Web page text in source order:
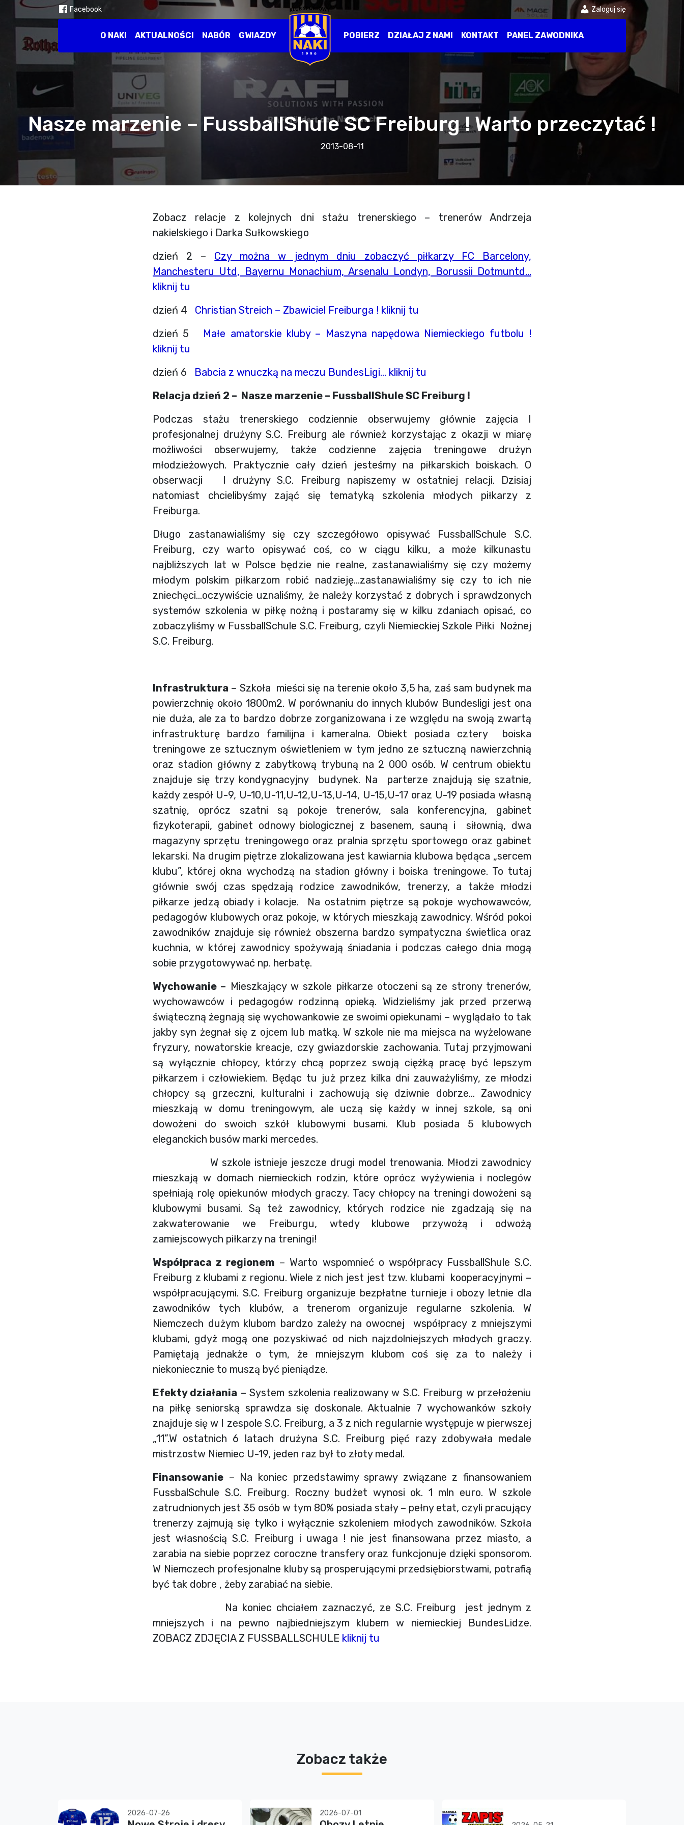
Facebook Zaloguj się
O NAKI AKTUALNOŚCI NABÓR GWIAZDY POBIERZ DZIAŁAJ Z NAMI KONTAKT PANEL ZAWODNIKA
Nasze marzenie – FussballShule SC Freiburg ! Warto przeczytać !
2013-08-11
Zobacz relacje z kolejnych dni stażu trenerskiego – trenerów Andrzeja
nakielskiego i Darka Sułkowskiego
dzień 2 – Czy można w jednym dniu zobaczyć piłkarzy FC Barcelony,
Manchesteru Utd, Bayernu Monachium, Arsenalu Londyn, Borussii Dotmuntd…
kliknij tu
dzień 4 Christian Streich – Zbawiciel Freiburga ! kliknij tu
dzień 5
Małe amatorskie kluby – Maszyna napędowa Niemieckiego futbolu !
kliknij tu
dzień 6 Babcia z wnuczką na meczu BundesLigi… kliknij tu
Relacja dzień 2 – Nasze marzenie – FussballShule SC Freiburg !
Podczas stażu trenerskiego codziennie obserwujemy głównie zajęcia I
profesjonalnej drużyny S.C. Freiburg ale również korzystając z okazji w miarę
możliwości obserwujemy, także codzienne zajęcia treningowe drużyn
młodzieżowych. Praktycznie cały dzień jesteśmy na piłkarskich boiskach. O
obserwacji I drużyny S.C. Freiburg napiszemy w ostatniej relacji. Dzisiaj
natomiast chcielibyśmy zająć się tematyką szkolenia młodych piłkarzy z
Freiburga.
Długo zastanawialiśmy się czy szczegółowo opisywać FussballSchule S.C.
Freiburg, czy warto opisywać coś, co w ciągu kilku, a może kilkunastu
najbliższych lat w Polsce będzie nie realne, zastanawialiśmy się czy możemy
młodym polskim piłkarzom robić nadzieję…zastanawialiśmy się czy to ich nie
zniechęci…oczywiście uznaliśmy, że należy korzystać z dobrych i sprawdzonych
systemów szkolenia w piłkę nożną i postaramy się w kilku zdaniach opisać, co
zobaczyliśmy w FussballSchule S.C. Freiburg, czyli Niemieckiej Szkole Piłki Nożnej
S.C. Freiburg.
Infrastruktura – Szkoła mieści się na terenie około 3,5 ha, zaś sam budynek ma
powierzchnię około 1800m2. W porównaniu do innych klubów Bundesligi jest ona
nie duża, ale za to bardzo dobrze zorganizowana i ze względu na swoją zwartą
infrastrukturę bardzo familijna i kameralna. Obiekt posiada cztery boiska
treningowe ze sztucznym oświetleniem w tym jedno ze sztuczną nawierzchnią
oraz stadion główny z zabytkową trybuną na 2 000 osób. W centrum obiektu
znajduje się trzy kondygnacyjny budynek. Na parterze znajdują się szatnie,
każdy zespół U-9, U-10,U-11,U-12,U-13,U-14, U-15,U-17 oraz U-19 posiada własną
szatnię, oprócz szatni są pokoje trenerów, sala konferencyjna, gabinet
fizykoterapii, gabinet odnowy biologicznej z basenem, sauną i siłownią, dwa
magazyny sprzętu treningowego oraz pralnia sprzętu sportowego oraz gabinet
lekarski. Na drugim piętrze zlokalizowana jest kawiarnia klubowa będąca „sercem
klubu”, której okna wychodzą na stadion główny i boiska treningowe. To tutaj
głównie swój czas spędzają rodzice zawodników, trenerzy, a także młodzi
piłkarze jedzą obiady i kolacje. Na ostatnim piętrze są pokoje wychowawców,
pedagogów klubowych oraz pokoje, w których mieszkają zawodnicy. Wśród pokoi
zawodników znajduje się również obszerna bardzo sympatyczna świetlica oraz
kuchnia, w której zawodnicy spożywają śniadania i podczas całego dnia mogą
sobie przygotowywać np. herbatę.
Wychowanie – Mieszkający w szkole piłkarze otoczeni są ze strony trenerów,
wychowawców i pedagogów rodzinną opieką. Widzieliśmy jak przed przerwą
świąteczną żegnają się wychowankowie ze swoimi opiekunami – wyglądało to tak
jakby syn żegnał się z ojcem lub matką. W szkole nie ma miejsca na wyżelowane
fryzury, nowatorskie kreacje, czy gwiazdorskie zachowania. Tutaj przyjmowani
są wyłącznie chłopcy, którzy chcą poprzez swoją ciężką pracę być lepszym
piłkarzem i człowiekiem. Będąc tu już przez kilka dni zauważyliśmy, ze młodzi
chłopcy są grzeczni, kulturalni i zachowują się dziwnie dobrze… Zawodnicy
mieszkają w domu treningowym, ale uczą się każdy w innej szkole, są oni
dowożeni do swoich szkół klubowymi busami. Klub posiada 5 klubowych
eleganckich busów marki mercedes.
W szkole istnieje jeszcze drugi model trenowania. Młodzi zawodnicy
mieszkają w domach niemieckich rodzin, które oprócz wyżywienia i noclegów
spełniają rolę opiekunów młodych graczy. Tacy chłopcy na treningi dowożeni są
klubowymi busami. Są też zawodnicy, których rodzice nie zgadzają się na
zakwaterowanie we Freiburgu, wtedy klubowe przywożą i odwożą
zamiejscowych piłkarzy na treningi!
Współpraca z regionem – Warto wspomnieć o współpracy FussballShule S.C.
Freiburg z klubami z regionu. Wiele z nich jest jest tzw. klubami kooperacyjnymi –
współpracującymi. S.C. Freiburg organizuje bezpłatne turnieje i obozy letnie dla
zawodników tych klubów, a trenerom organizuje regularne szkolenia. W
Niemczech dużym klubom bardzo zależy na owocnej współpracy z mniejszymi
klubami, gdyż mogą one pozyskiwać od nich najzdolniejszych młodych graczy.
Pamiętają jednakże o tym, że mniejszym klubom coś się za to należy i
niekoniecznie to muszą być pieniądze.
Efekty działania – System szkolenia realizowany w S.C. Freiburg w przełożeniu
na piłkę seniorską sprawdza się doskonale. Aktualnie 7 wychowanków szkoły
znajduje się w I zespole S.C. Freiburg, a 3 z nich regularnie występuje w pierwszej
„11”.W ostatnich 6 latach drużyna S.C. Freiburg pięć razy zdobywała medale
mistrzostw Niemiec U-19, jeden raz był to złoty medal.
Finansowanie – Na koniec przedstawimy sprawy związane z finansowaniem
FussbalSchule S.C. Freiburg. Roczny budżet wynosi ok. 1 mln euro. W szkole
zatrudnionych jest 35 osób w tym 80% posiada stały – pełny etat, czyli pracujący
trenerzy zajmują się tylko i wyłącznie szkoleniem młodych zawodników. Szkoła
jest własnością S.C. Freiburg i uwaga ! nie jest finansowana przez miasto, a
zarabia na siebie poprzez coroczne transfery oraz funkcjonuje dzięki sponsorom.
W Niemczech profesjonalne kluby są prosperującymi przedsiębiorstwami, potrafią
być tak dobre , żeby zarabiać na siebie.
Na koniec chciałem zaznaczyć, ze S.C. Freiburg jest jednym z
mniejszych i na pewno najbiedniejszym klubem w niemieckiej BundesLidze.
ZOBACZ ZDJĘCIA Z FUSSBALLSCHULE kliknij tu
Zobacz także
2026-07-26 2026-07-01